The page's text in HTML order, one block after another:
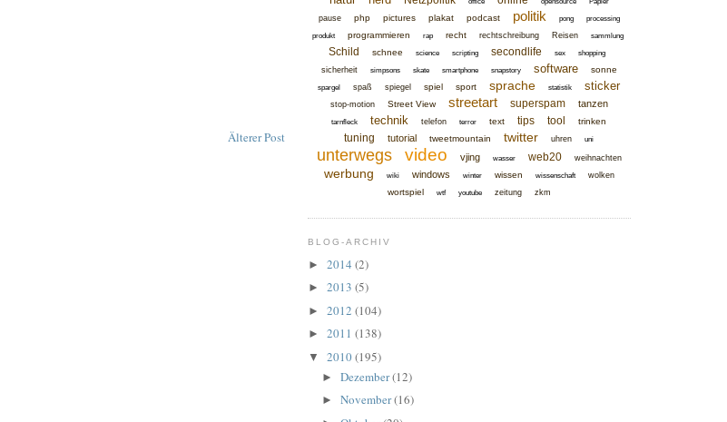
Älterer Post
pause php pictures plakat podcast politik pong processing
produkt programmieren rap recht rechtschreibung Reisen sammlung
Schild schnee science scripting secondlife sex shopping
sicherheit simpsons skate smartphone snapstory software sonne
spargel spaß spiegel spiel sport sprache statistik sticker
stop-motion Street View streetart superspam tanzen
tarnfleck technik telefon terror text tips tool trinken
tuning tutorial tweetmountain twitter uhren uni
unterwegs video vjing wasser web20 weihnachten
werbung wiki windows winter wissen wissenschaft wolken
wortspiel wtf youtube zeitung zkm
BLOG-ARCHIV
► 2014 (2)
► 2013 (5)
► 2012 (104)
► 2011 (138)
▼ 2010(195)
►Dezember(12)
►November(16)